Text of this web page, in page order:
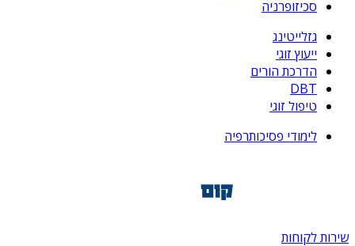
סכיזופרניה
גזלייטינג
ייעוץ זוגי
הדרכת הורים
DBT
טיפול זוגי
לימודי פסיכותרפיה
שירות לקוחות